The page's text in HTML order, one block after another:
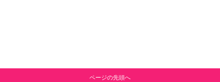
ページの先頭へ